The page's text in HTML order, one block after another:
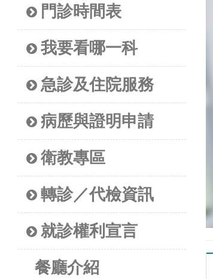
門診時間表
我要看哪一科
急診及住院服務
病歷與證明申請
衛教專區
轉診／代檢資訊
就診權利宣言
餐廳介紹